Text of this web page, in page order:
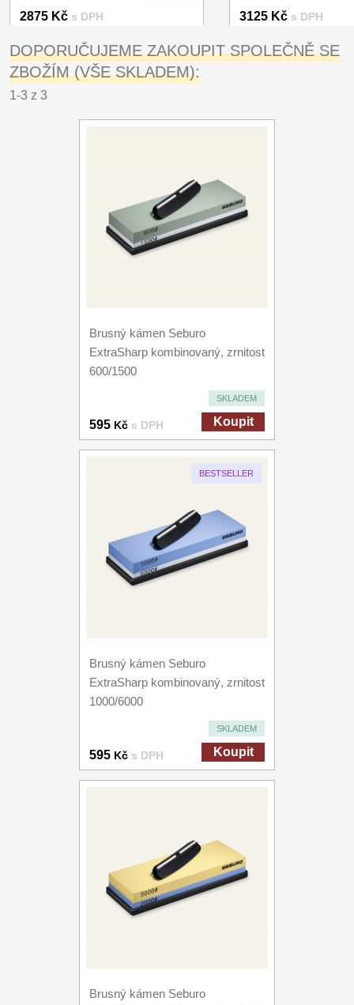
2875 Kč s DPH 3125 Kč s DPH
DOPORUČUJEME ZAKOUPIT SPOLEČNĚ SE
ZBOŽÍM (VŠE SKLADEM):
1-3 z 3
Brusný kámen Seburo
ExtraSharp kombinovaný, zrnitost
600/1500
SKLADEM
595 Kč s DPH Koupit
BESTSELLER
Brusný kámen Seburo
ExtraSharp kombinovaný, zrnitost
1000/6000
SKLADEM
595 Kč s DPH Koupit
Brusný kámen Seburo